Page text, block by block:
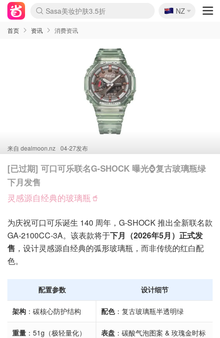
lululemon本周上新
Sasa美妆护肤3.5折
SSENSE年中3折
FreshBeauty好价汇总
Cettire降价+叠9折
Farfetch折上8折
WWS Coles超市实拍
viagogo二手票捡漏
Myer清仓1折起
The Outnet奢牌1折起
David Jones 3折起
Flannels大牌1折
Perfumes Club护肤1折
AMIRO返校季6.2折
Oweek抽奖送Airpods
Amazon折扣汇总
eToro入金$200送$50
Amazon数码好物
ICONIC本周7.5折
ThedoubleF高奢地板价
Moose Knuckles 6折
丝芙兰5折起
EUFY官网3.7折起
Selenichast首饰2折
Trip机票酒店促销
YSL送5件彩妆礼
Amazon家居好物
BIGBANG巡演开票
David Jones时尚3折
Amazon美妆护肤
雅漾大喷$8
过敏原检测盒$33
伊索独家赠50ml沐浴露
科颜氏送高保湿面霜
SEALIFE海洋馆门票6折
丝塔芙大白罐$16
订阅Newsletter送香薰
Cult Beauty 6.8折
Harrods圣诞日历2.3折
LN-CC奢牌私促3折
d'Alba空姐喷雾$16
EVE LOM套装逆天2折
Adore Beauty 6折起
CT圣诞日历
Mytheresa奢品2.7折
🇳🇿
NZ
首页 资讯 消费资讯
来自 dealmoon.nz 04-27发布
[已过期] 可口可乐联名G-SHOCK 曝光⌚复古玻璃瓶绿
下月发售
灵感源自经典的玻璃瓶🥤
为庆祝可口可乐诞生 140 周年，G-SHOCK 推出全新联名款
GA-2100CC-3A。该表款将于下月（2026年5月）正式发
售 ，设计灵感源自经典的弧形玻璃瓶，而非传统的红白配
色。
配置参数 设计细节
架构 ：碳核心防护结构 配色：复古玻璃瓶半透明绿
重量 ：51g（极轻量化） 表盘 ：碳酸气泡图案 & 玫瑰金时标